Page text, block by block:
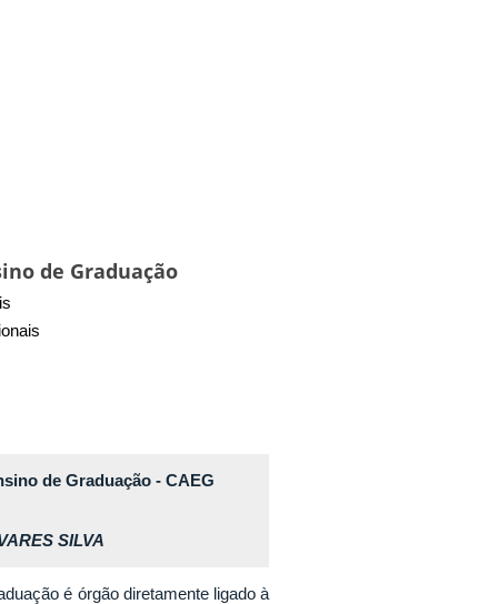
de Graduação
de Graduação - CAEG
SILVA
é órgão diretamente ligado à